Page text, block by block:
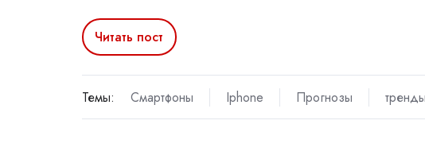
Читать пост
Темы: Смартфоны Iphone Прогнозы тренды